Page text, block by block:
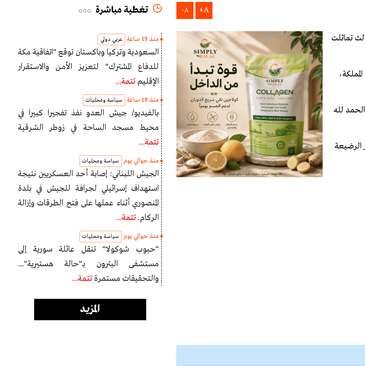
A+
A-
تماثلت
وكتب "الحمد لله
الرضيعة
تغطية مباشرة
منذ 19 ساعة عربي دولي
السعودية وتركيا وباكستان توقع "اتفاقية مكة
للدفاع المشترك" لتعزيز الأمن والاستقرار
الإقليم تتمة...
منذ 19 ساعة سياسة ومحليات
بالفيديو/ جيش العدو نفذ تفجيرا كبيرا في
محيط مسجد الساحة في زوطر الشرقية
تتمة...
منذ حوالي يوم سياسة ومحليات
الجيش اللبناني: إصابة أحد العسكريين نتيجة
استهداف إسرائيلي لجرافة للجيش في بلدة
المنصوري أثناء عملها على فتح الطرقات وإزالة
الركام. تتمة...
منذ حوالي يوم سياسة ومحليات
"حبوب شوكولا" تنقل عائلة سورية إلى
مستشفى البترون بـ"حالة هستيرية"...
والتحقيقات مستمرة تتمة...
المزيد